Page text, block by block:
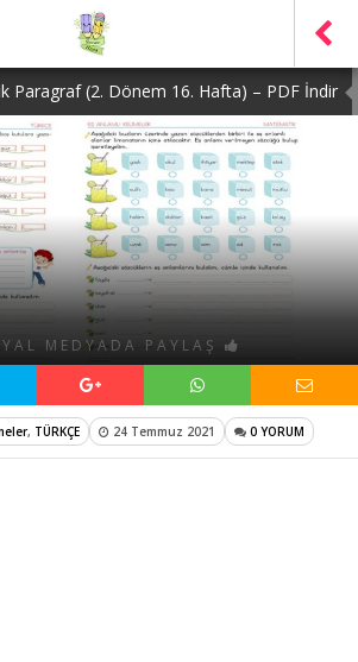
Paragraf (2. Dönem 16. Hafta) – PDF İndir
Paragraf (2. Dönem 16. Hafta) – PDF İndir
Paragraf (2. Dönem 16. Hafta) – PDF İndir
Paragraf (2. Dönem 15. Hafta) – PDF İndir
Paragraf (2. Dönem 16. Hafta) – PDF İndir
MEDYADA PAYLAŞ
, TÜRKÇE 24 Temmuz 2021 0 YORUM